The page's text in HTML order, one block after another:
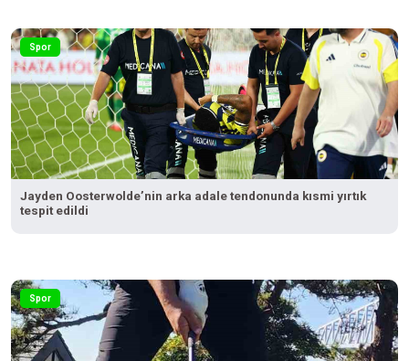
Spor
Jayden Oosterwolde’nin arka adale tendonunda kısmi yırtık
tespit edildi
Spor